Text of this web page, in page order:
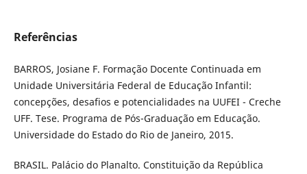
Referências
BARROS, Josiane F. Formação Docente Continuada em
Unidade Universitária Federal de Educação Infantil:
concepções, desafios e potencialidades na UUFEI - Creche
UFF. Tese. Programa de Pós-Graduação em Educação.
Universidade do Estado do Rio de Janeiro, 2015.
BRASIL. Palácio do Planalto. Constituição da República